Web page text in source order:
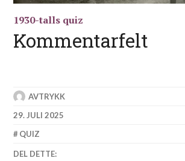
1930-talls quiz
Kommentarfelt
AVTRYKK
29. JULI 2025
QUIZ
DEL DETTE: